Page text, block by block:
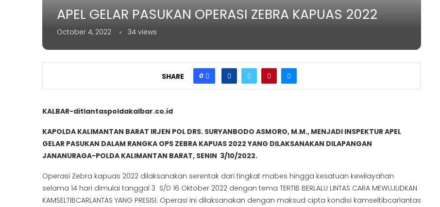
APEL GELAR PASUKAN OPERASI ZEBRA KAPUAS 2022
October 4, 2022 34 views
SHARE 0
KALBAR-ditlantaspoldakalbar.co.id
KAPOLDA KALIMANTAN BARAT IRJEN POL DRS. SURYANBODO ASMORO, M.M., MENJADI INSPEKTUR APEL
GELAR PASUKAN DALAM RANGKA OPS ZEBRA KAPUAS 2022 YANG DILAKSANAKAN DILAPANGAN
JANANURAGA-POLDA KALIMANTAN BARAT, SENIN 3/10/2022.
Operasi Zebra kapuas 2022 dilaksanakan serentak dari tingkat mabes hingga kesatuan kewilayahan
selama 14 hari dimulai tanggal 3 S/D 16 Oktober 2022 dengan tema TERTIB BERLALU LINTAS CARA MEWUJUDKAN
KAMSELTIBCARLANTAS YANG PRESISI. Operasi ini dilaksanakan dengan maksud cipta kondisi kamseltibcarlantas